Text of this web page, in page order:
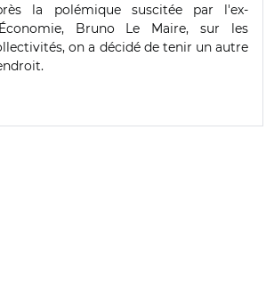
la polémique suscitée par l'ex-
Bruno Le Maire, sur les
on a décidé de tenir un autre